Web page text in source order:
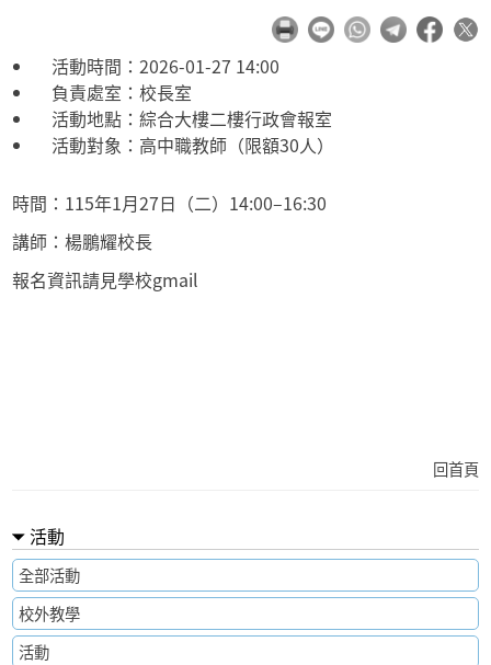
活動時間：2026-01-27 14:00
負責處室：校長室
活動地點：綜合大樓二樓行政會報室
活動對象：高中職教師（限額30人）
時間：115年1月27日（二）14:00–16:30
講師：楊鵬耀校長
報名資訊請見學校gmail
回首頁
活動
全部活動
校外教學
活動